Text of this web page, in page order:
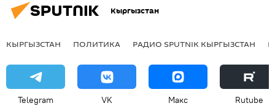
Кыргызстан
КЫРГЫЗСТАН ПОЛИТИКА РАДИО SPUTNIK КЫРГЫЗСТАН
Telegram VK Макс Rutube